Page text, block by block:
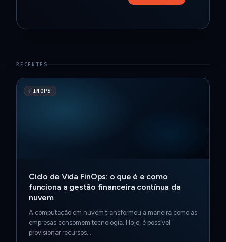
RECENTES
FINOPS
Ciclo de Vida FinOps: o que é e como
funciona a gestão financeira contínua da
nuvem
A computação em nuvem transformou a maneira como as
empresas consomem tecnologia. Hoje, é possível
provisionar recursos…